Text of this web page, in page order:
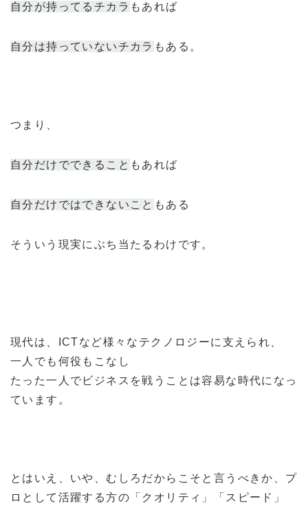
自分が持ってるチカラもあれば
自分は持っていないチカラもある。
つまり、
自分だけでできることもあれば
自分だけではできないこともある
そういう現実にぶち当たるわけです。
現代は、ICTなど様々なテクノロジーに支えられ、
一人でも何役もこなし
たった一人でビジネスを戦うことは容易な時代になっ
ています。
とはいえ、いや、むしろだからこそと言うべきか、プ
ロとして活躍する方の「クオリティ」「スピード」